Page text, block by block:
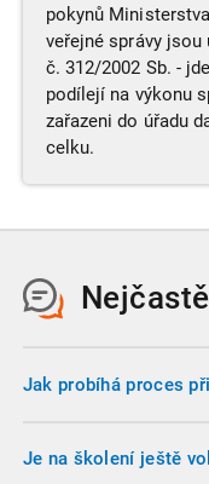
pokynů
veřejné správy jsou
č. 312/2002 Sb. -
podílejí na výkonu
zařazeni do úřadu
celku.
Jak probíhá proces
nejsnadnější cestou,
Je na školení ještě